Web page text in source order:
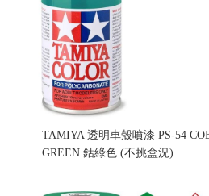
TAMIYA 透明車殼噴漆 PS-54
GREEN 鈷綠色 (不挑盒況)